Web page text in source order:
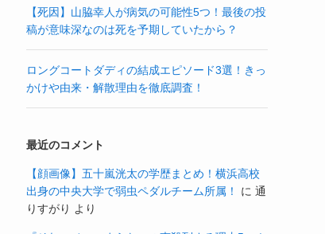
【死因】山脇幸人が病気の可能性5つ！最後の投
稿が意味深なのは死を予期していたから？
ロングコートダディの結成エピソード3選！きっ
かけや由来・解散理由を徹底調査！
最近のコメント
【顔画像】五十嵐洸太の学歴まとめ！横浜高校
出身の中央大学で弱虫ペダルチーム所属！
に 通
りすがり より